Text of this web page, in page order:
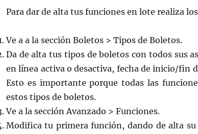
Para dar de alta tus funciones en lote realiza
Ve a a la sección Boletos > Tipos de Boletos.
Da de alta tus tipos de boletos con todos sus
en línea activa o desactiva, fecha de inicio/fin
Esto es importante porque todas las
estos tipos de boletos.
Ve a la sección Avanzado > Funciones.
Modifica tu primera función, dando de alta